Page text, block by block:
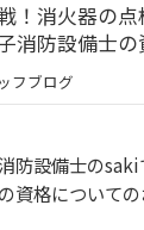
！消火器の
消防設備士の
フブログ
防設備士のsaki
資格について